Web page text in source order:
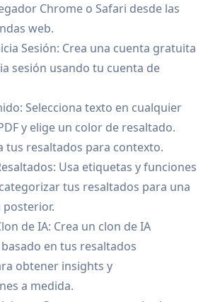
Chrome o Safari desde las
web.
Sesión: Crea una cuenta gratuita
sesión usando tu cuenta de
Selecciona texto en cualquier
y elige un color de resaltado.
tus resaltados para contexto.
Usa etiquetas y funciones
tus resaltados para una
de IA: Crea un clon de IA
en tus resaltados
obtener insights y
a medida.